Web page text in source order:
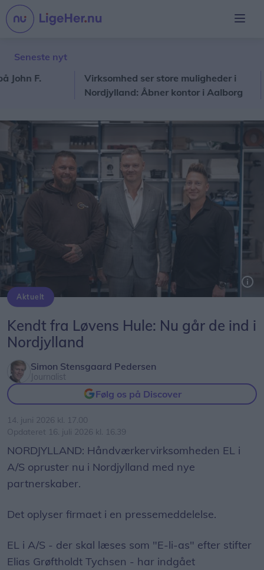
Seneste nyt
F.
Virksomhed ser store muligheder i
Nordjylland: Åbner kontor i Aalborg
Aktuelt
Kendt fra Løvens Hule: Nu går de ind i
Nordjylland
Simon Stensgaard Pedersen
Journalist
Følg os på Discover
14. juni 2026 kl. 17.00
Opdateret 16. juli 2026 kl. 16.39
NORDJYLLAND: Håndværkervirksomheden EL i
A/S opruster nu i Nordjylland med nye
partnerskaber.
Det oplyser firmaet i en pressemeddelelse.
EL i A/S - der skal læses som "E-li-as" efter stifter
Elias Grøftholdt Tychsen - har indgået